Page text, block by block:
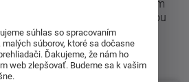
tuhosti Amundsen s unikátnym
peny rôznych tuhosťou
má matrac ...
súhlas so spracovaním
súborov, ktoré sa dočasne
Ďakujeme, že nám ho
web zlepšovať. Budeme sa k vašim